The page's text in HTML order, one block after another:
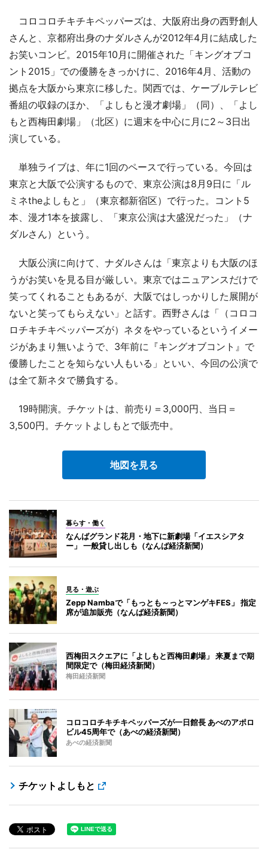
コロコロチキチキペッパーズは、大阪府出身の西野創人
さんと、京都府出身のナダルさんが2012年4月に結成した
お笑いコンビ。2015年10月に開催された「キングオブコ
ント2015」での優勝をきっかけに、2016年4月、活動の
拠点を大阪から東京に移した。関西では、ケーブルテレビ
番組の収録のほか、「よしもと漫才劇場」（同）、「よし
もと西梅田劇場」（北区）に週末を中心に月に2～3日出
演している。
単独ライブは、年に1回のペースで行っている。今回は
東京と大阪で公演するもので、東京公演は8月9日に「ル
ミネtheよしもと」（東京都新宿区）で行った。コント5
本、漫才1本を披露し、「東京公演は大盛況だった」（ナ
ダルさん）という。
大阪公演に向けて、ナダルさんは「東京よりも大阪のほ
うがお笑いを見る目が厳しい。東京ではニュアンスだけで
笑ってくれることもあるが、大阪ではしっかりした展開が
ないと笑ってもらえない」と話す。西野さんは「（コロコ
ロチキチキペッパーズが）ネタをやっているというイメー
ジがあまり無いようで、3年前に『キングオブコント』で
優勝したことを知らない人もいる」といい、今回の公演で
は全て新ネタで勝負する。
19時開演。チケットは、前売り＝3,000円、当日＝
3,500円。チケットよしもとで販売中。
地図を見る
暮らす・働く
なんばグランド花月・地下に新劇場「イエスシアタ
ー」 一般貸し出しも（なんば経済新聞）
見る・遊ぶ
Zepp Nambaで「もっとも～っとマンゲキFES」 指定
席が追加販売（なんば経済新聞）
西梅田スクエアに「よしもと西梅田劇場」 来夏まで期
間限定で（梅田経済新聞）
梅田経済新聞
コロコロチキチキペッパーズが一日館長 あべのアポロ
ビル45周年で（あべの経済新聞）
あべの経済新聞
チケットよしもと